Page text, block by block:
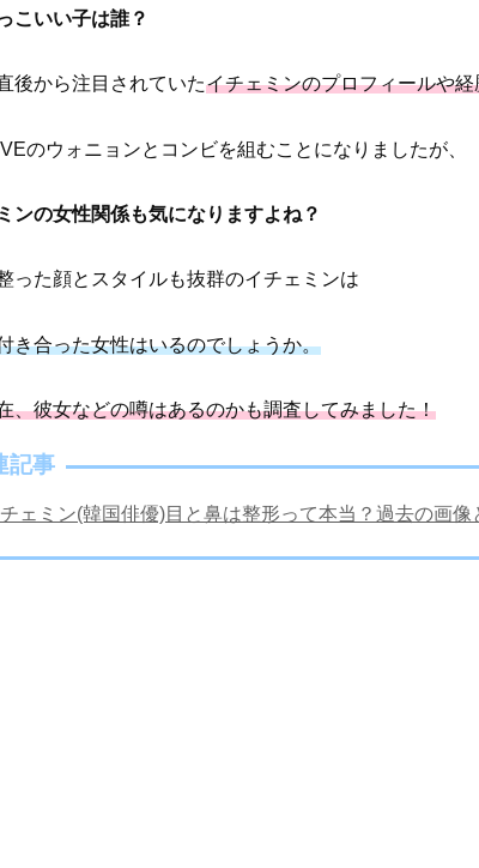
こいい子は誰？
後から注目されていたイチェミンのプロフィールや
のウォニョンとコンビを組むことになりましたが、
ンの女性関係も気になりますよね？
った顔とスタイルも抜群のイチェミンは
き合った女性はいるのでしょうか。
、彼女などの噂はあるのかも調査してみました！
記事
ェミン(韓国俳優)目と鼻は整形って本当？過去の画像